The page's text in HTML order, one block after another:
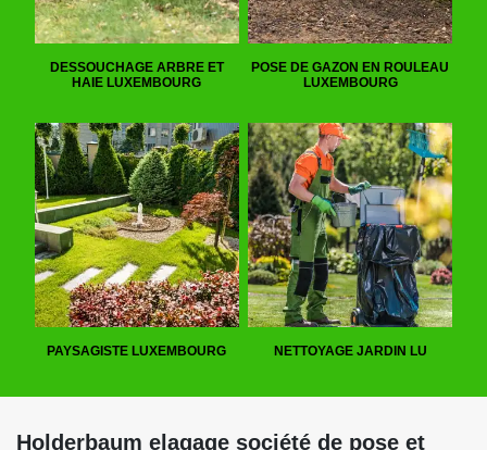
DESSOUCHAGE ARBRE ET
HAIE LUXEMBOURG
POSE DE GAZON EN ROULEAU
LUXEMBOURG
PAYSAGISTE LUXEMBOURG NETTOYAGE JARDIN LU
Holderbaum elagage société de pose et